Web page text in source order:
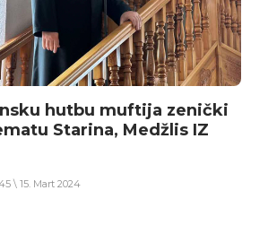
hutbu muftija zenički
Starina, Medžlis IZ
\ 15. Mart 2024